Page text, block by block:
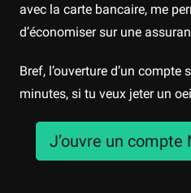
avec la carte bancaire, me
d’économiser sur une
Bref, l’ouverture d’un
minutes, si tu veux jeter un
J’ouvre un